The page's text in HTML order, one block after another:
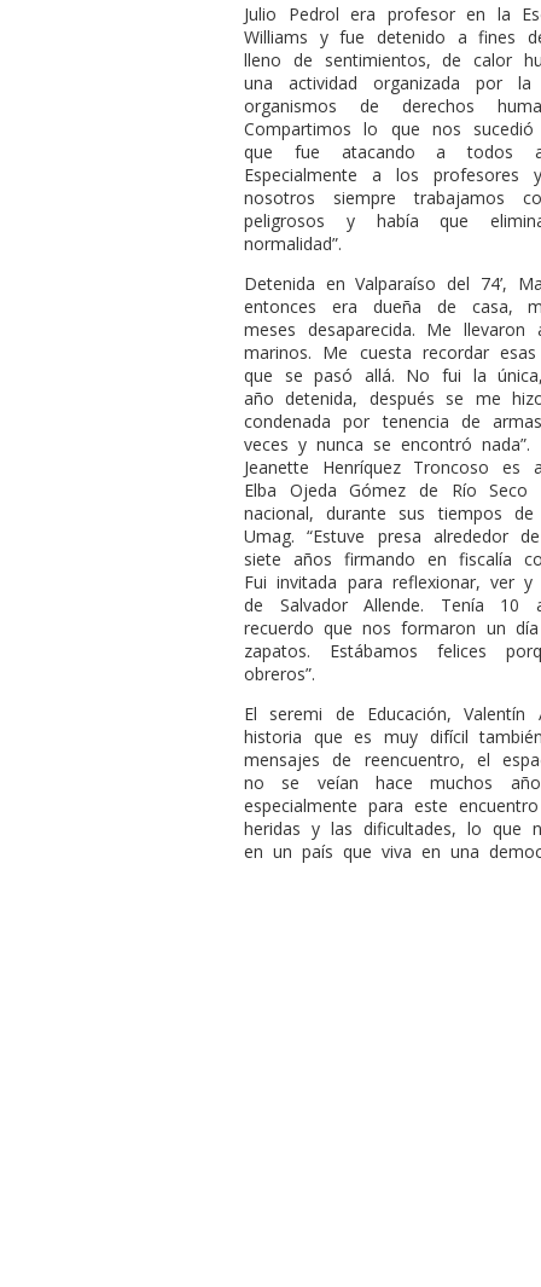
Julio Pedrol era profesor en la
Williams y fue detenido a fines
lleno de sentimientos, de calor
una actividad organizada por
organismos de derechos
Compartimos lo que nos
que fue atacando a todos
Especialmente a los
nosotros siempre trabajamos
peligrosos y había que
normalidad”.
Detenida en Valparaíso del 74’,
entonces era dueña de casa,
meses desaparecida. Me
marinos. Me cuesta recordar
que se pasó allá. No fui la
año detenida, después se me
condenada por tenencia de
veces y nunca se encontró nada”.
Jeanette Henríquez Troncoso es
Elba Ojeda Gómez de Río
nacional, durante sus tiempos
Umag. “Estuve presa alrededor
siete años firmando en fiscalía
Fui invitada para reflexionar, ver
de Salvador Allende. Tenía 10
recuerdo que nos formaron un
zapatos. Estábamos felices
obreros”.
El seremi de Educación, Valentín
historia que es muy difícil
mensajes de reencuentro, el
no se veían hace muchos
especialmente para este
heridas y las dificultades, lo que
en un país que viva en una